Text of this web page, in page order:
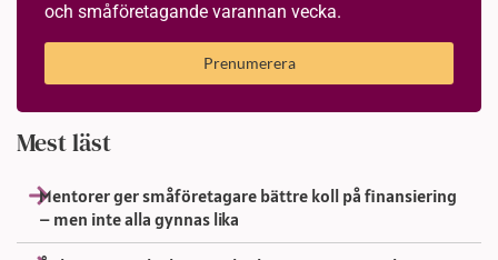
och småföretagande varannan vecka.
Prenumerera
Mest läst
Mentorer ger småföretagare bättre koll på finansiering
– men inte alla gynnas lika